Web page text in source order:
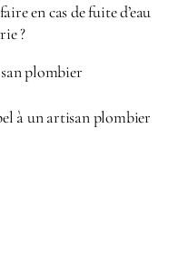
en cas de fuite d’eau
?
plombier
à un artisan plombier